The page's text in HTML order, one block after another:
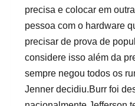
precisa e colocar em
pessoa com o hardware
precisar de prova de
considere isso além da
sempre negou todos os
Jenner decidiu.Burr foi